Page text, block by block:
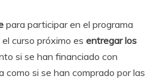
para participar en el programa
curso próximo es entregar los
si se han financiado con
como si se han comprado por las